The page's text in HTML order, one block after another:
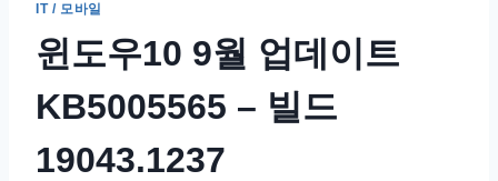
IT / 모바일
윈도우10 9월 업데이트
KB5005565 – 빌드
19043.1237